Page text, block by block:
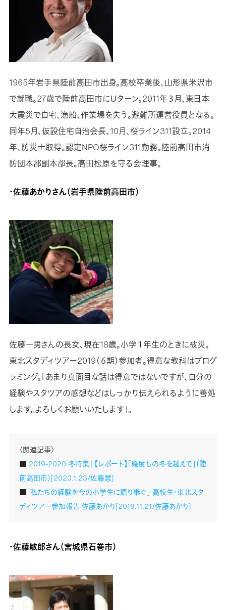
1965年岩手県陸前高田市出身。高校卒業後、山形県米沢市
で就職。27歳で陸前高田市にＵターン。2011年３月、東日本
大震災で自宅、漁船、作業場を失う。避難所運営役員となる。
同年5月、仮設住宅自治会長、10月、桜ライン311設立。2014
年、防災士取得。認定NPO桜ライン311勤務。陸前高田市消
防団本部副本部長。高田松原を守る会理事。
・佐藤あかりさん（岩手県陸前高田市）
佐藤一男さんの長女、現在18歳。小学１年生のときに被災。
東北スタディツアー2019（６期）参加者。得意な教科はプログ
ラミング。「あまり真面目な話は得意ではないですが、自分の
経験やスタツアの感想などはしっかり伝えられるように善処
します。よろしくお願いいたします」。
〈関連記事〉
■ 2019-2020 冬特集｜【レポート】「幾度もの冬を越えて」（陸
前高田市）[2020.1.23/佐藤慧]
■「私たちの経験を今の小学生に語り継ぐ」 高校生・東北スタ
ディツアー参加報告 佐藤あかり[2019.11.21/佐藤あかり]
・佐藤敏郎さん（宮城県石巻市）